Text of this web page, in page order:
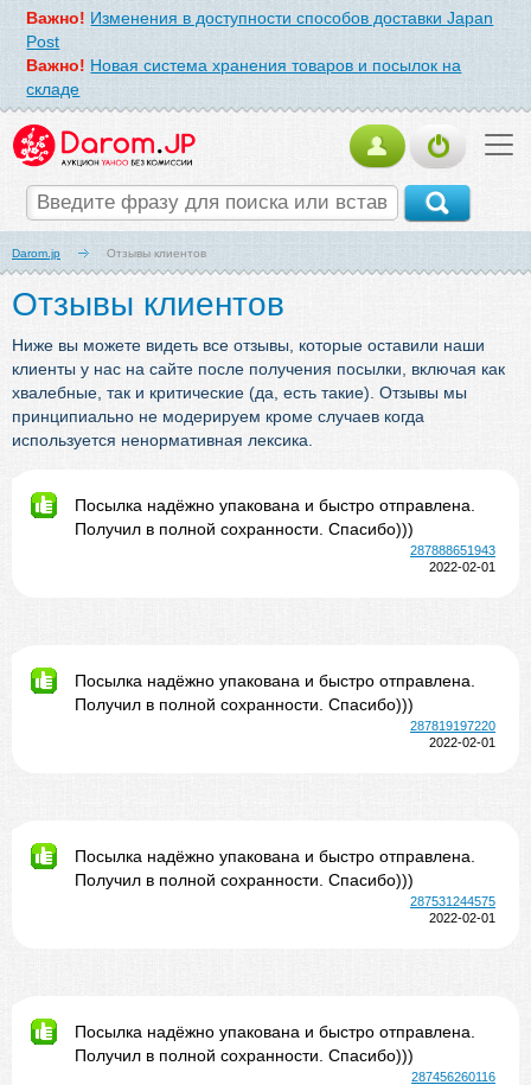
Важно! Изменения в доступности способов доставки Japan
Post
Важно! Новая система хранения товаров и посылок на
складе
Darom.jp Отзывы клиентов
Отзывы клиентов
Ниже вы можете видеть все отзывы, которые оставили наши
клиенты у нас на сайте после получения посылки, включая как
хвалебные, так и критические (да, есть такие). Отзывы мы
принципиально не модерируем кроме случаев когда
используется ненормативная лексика.
Посылка надёжно упакована и быстро отправлена.
Получил в полной сохранности. Спасибо)))
287888651943
2022-02-01
Посылка надёжно упакована и быстро отправлена.
Получил в полной сохранности. Спасибо)))
287819197220
2022-02-01
Посылка надёжно упакована и быстро отправлена.
Получил в полной сохранности. Спасибо)))
287531244575
2022-02-01
Посылка надёжно упакована и быстро отправлена.
Получил в полной сохранности. Спасибо)))
287456260116